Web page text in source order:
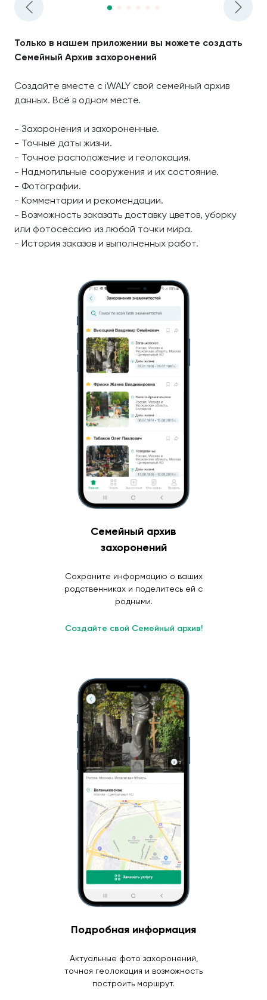
Только в нашем приложении вы можете создать
Семейный Архив захоронений
Создайте вместе с iWALY свой семейный архив
данных. Всё в одном месте.
- Захоронения и захороненные.
- Точные даты жизни.
- Точное расположение и геолокация.
- Надмогильные сооружения и их состояние.
- Фотографии.
- Комментарии и рекомендации.
- Возможность заказать доставку цветов, уборку
или фотосессию из любой точки мира.
- История заказов и выполненных работ.
Семейный архив
захоронений
Сохраните информацию о ваших
родственниках и поделитесь ей с
родными.
Создайте свой Семейный архив!
Подробная информация
Актуальные фото захоронений,
точная геолокация и возможность
построить маршрут.